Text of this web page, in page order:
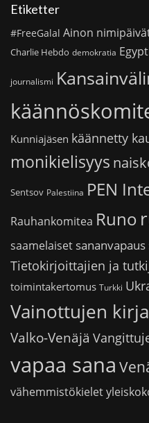
Etiketter
#FreeGalal Ainon
Charlie Hebdo demokratia
journalismi
Kunniajäsen käännetty
monikielisyys
Sentsov Palestiina PEN
Rauhankomitea Runo
saamelaiset sananvapaus
Tietokirjoittajien ja
toimintakertomus Turkki
Vainottujen
Valko-Venäjä
vapaa sana
vähemmistökielet